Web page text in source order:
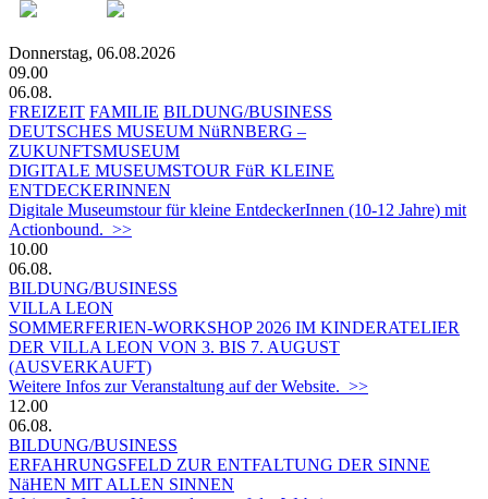
Donnerstag, 06.08.2026
09.00
06.08.
FREIZEIT FAMILIE BILDUNG/BUSINESS
DEUTSCHES MUSEUM NüRNBERG –
ZUKUNFTSMUSEUM
DIGITALE MUSEUMSTOUR FüR KLEINE
ENTDECKERINNEN
Digitale Museumstour für kleine EntdeckerInnen (10-12 Jahre) mit
Actionbound. >>
10.00
06.08.
BILDUNG/BUSINESS
VILLA LEON
SOMMERFERIEN-WORKSHOP 2026 IM KINDERATELIER
DER VILLA LEON VON 3. BIS 7. AUGUST
(AUSVERKAUFT)
Weitere Infos zur Veranstaltung auf der Website. >>
12.00
06.08.
BILDUNG/BUSINESS
ERFAHRUNGSFELD ZUR ENTFALTUNG DER SINNE
NäHEN MIT ALLEN SINNEN